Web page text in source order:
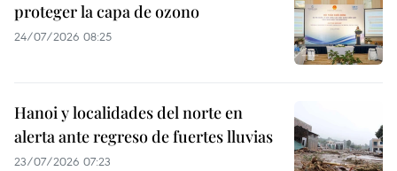
proteger la capa de ozono
24/07/2026 08:25
Hanoi y localidades del norte en
alerta ante regreso de fuertes lluvias
23/07/2026 07:23